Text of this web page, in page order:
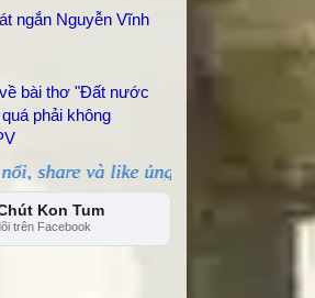
ngắn Nguyễn Vĩnh
bài thơ "Đất nước
phải không
like ủng hộ!
Kon Tum
trên Facebook